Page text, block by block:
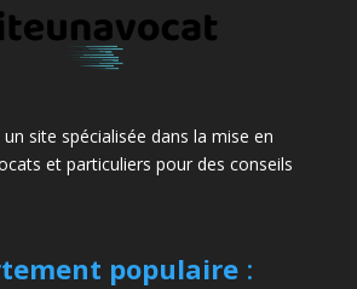
site spécialisée dans la mise en
et particuliers pour des conseils
populaire: